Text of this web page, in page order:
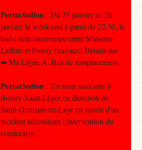
Perturbation : Du 25 janvier au 26
janvier, le week-end à partir de 22:30, le
trafic sera interrompu entre Maisons-
Laffitte et Poissy (travaux) Détails sur
➡ Ma Ligne A. Bus de remplacement.
Perturbation : Un train stationne à
Boissy-Saint-Léger en direction de
Saint-Germain-en-Laye en raison d'un
incident nécessitant l’intervention du
conducteur .